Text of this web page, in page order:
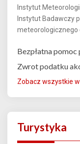
Instytut
Instytut Badawczy
meteorologicznego
Bezpłatna pomoc
Zwrot podatku
Zobacz wszystkie
Turystyka